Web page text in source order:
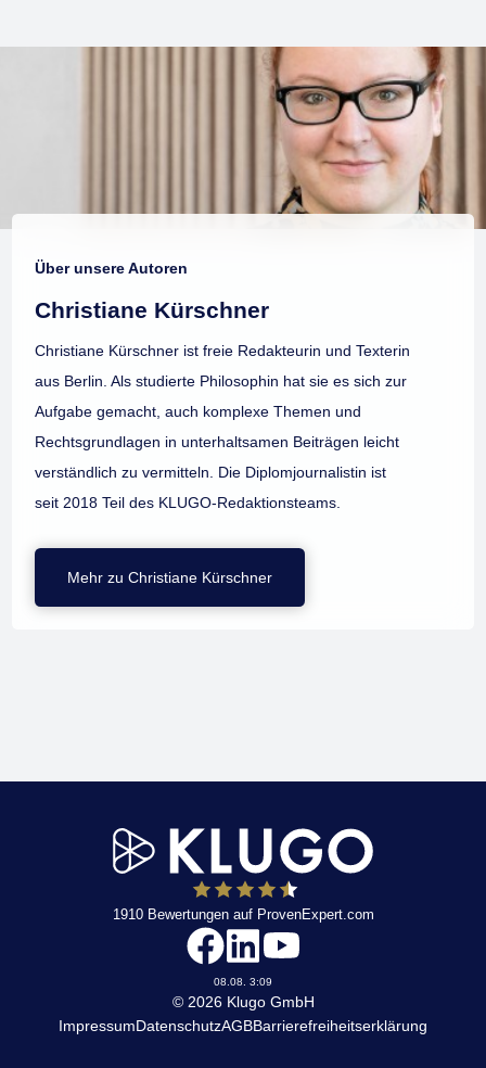
Über unsere Autoren
Christiane Kürschner
Christiane Kürschner ist freie Redakteurin und Texterin
aus Berlin. Als studierte Philosophin hat sie es sich zur
Aufgabe gemacht, auch komplexe Themen und
Rechtsgrundlagen in unterhaltsamen Beiträgen leicht
verständlich zu vermitteln. Die Diplomjournalistin ist
seit 2018 Teil des KLUGO-Redaktionsteams.
Mehr zu Christiane Kürschner
KLUGO
1910Bewertungen auf ProvenExpert.com
08.08. 3:09
© 2026 Klugo GmbH
ImpressumDatenschutzAGBBarrierefreiheitserklärung